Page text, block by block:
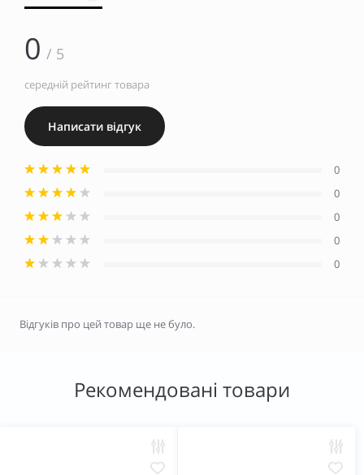
0 / 5
середній рейтинг товара
Написати відгук
0
0
0
0
0
Відгуків про цей товар ще не було.
Рекомендовані товари